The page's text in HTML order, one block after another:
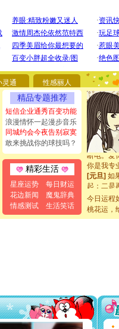
灵通 性感丽人
精品专题推荐
短信企业通秀百变功能
浪漫情怀一起漫步音乐
同城约会今夜告别寂寞
敢来挑战你的球技吗？
精彩生活
星座运势
每日财运
花边新闻
魔鬼辞典
情感测试
生活笑话
[圣诞节]
你太多，
要平安
[圣诞节]
能正大光
都要快乐
[圣诞节]
如意,快
[元旦]看
断电。爱
你是我专
[元旦]如
起；二是
[元旦]当
泣，这痛
[圣诞节]
你太多，
要平安
[圣诞节]
今日运程
桃花运，